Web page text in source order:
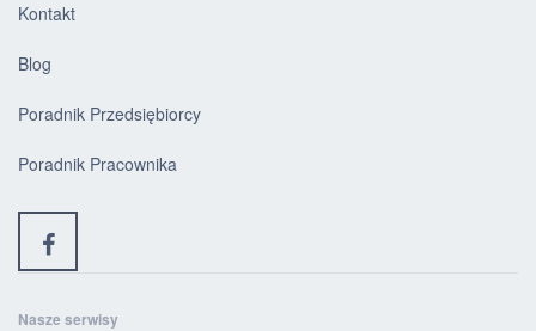
Kontakt
Blog
Poradnik Przedsiębiorcy
Poradnik Pracownika
Nasze serwisy